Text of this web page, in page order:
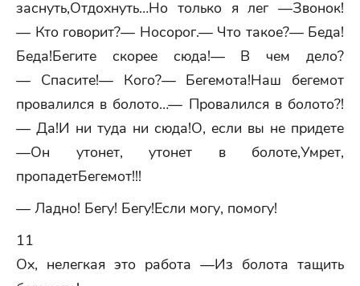
заснуть,Отдохнуть…Но только я лег —Звонок!
— Кто говорит?— Носорог.— Что такое?— Беда!
Беда!Бегите скорее сюда!— В чем дело?
— Спасите!— Кого?— Бегемота!Наш бегемот
провалился в болото…— Провалился в болото?!
— Да!И ни туда ни сюда!О, если вы не придете
—Он утонет, утонет в болоте,Умрет,
пропадетБегемот!!!
— Ладно! Бегу! Бегу!Если могу, помогу!
11
Ох, нелегкая это работа —Из болота тащить